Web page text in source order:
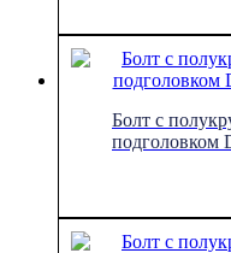
Болт с
подголовком